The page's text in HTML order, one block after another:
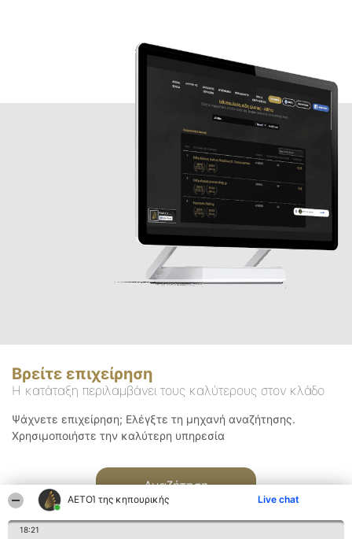
ΑΕΤΟΊ της κηπουρικής Live chat
18:21
Βρείτε επιχείρηση
Η κατάταξη περιλαμβάνει τους καλύτερους στον κλάδο
Ψάχνετε επιχείρηση; Ελέγξτε τη μηχανή αναζήτησης.
Χρησιμοποιήστε την καλύτερη υπηρεσία
Αναζήτηση